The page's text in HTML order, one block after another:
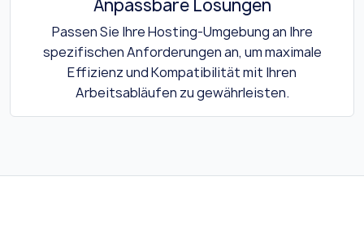
Anpassbare Lösungen
Passen Sie Ihre Hosting-Umgebung an Ihre
spezifischen Anforderungen an, um maximale
Effizienz und Kompatibilität mit Ihren
Arbeitsabläufen zu gewährleisten.